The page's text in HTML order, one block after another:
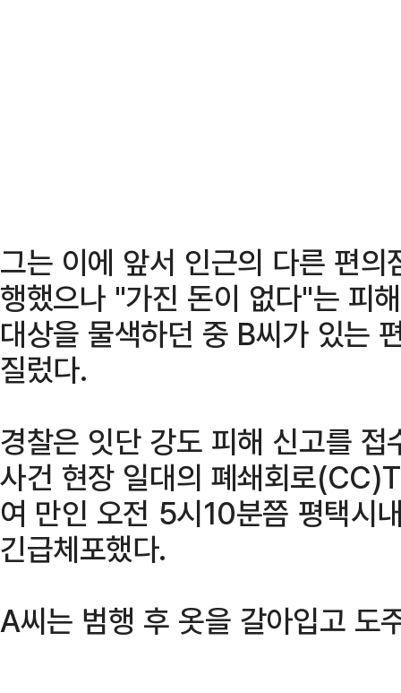
그는 이에 앞서 인근의 다른 편
행했으나 "가진 돈이 없다"는 피
대상을 물색하던 중 B씨가 있는
질렀다.
경찰은 잇단 강도 피해 신고를
사건 현장 일대의 폐쇄회로
여 만인 오전 5시10분쯤 평택시
긴급체포했다.
A씨는 범행 후 옷을 갈아입고 도